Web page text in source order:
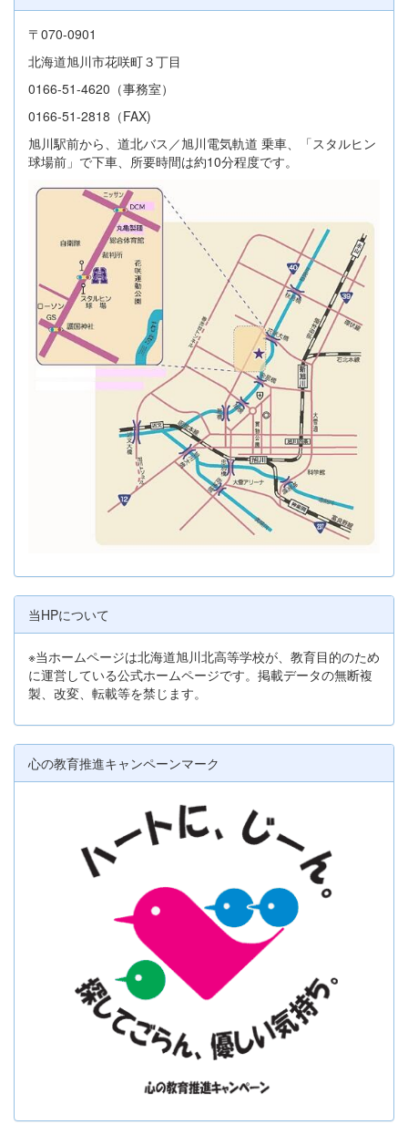
〒070-0901
北海道旭川市花咲町３丁目
0166-51-4620（事務室）
0166-51-2818（FAX)
旭川駅前から、道北バス／旭川電気軌道 乗車、「スタルヒン
球場前」で下車、所要時間は約10分程度です。
当HPについて
※当ホームページは北海道旭川北高等学校が、教育目的のため
に運営している公式ホームページです。掲載データの無断複
製、改変、転載等を禁じます。
心の教育推進キャンペーンマーク